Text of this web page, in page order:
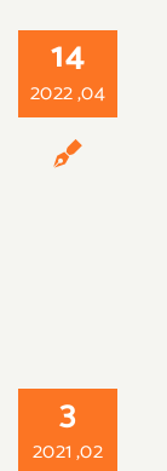
14
04, 2022
3
02, 2021